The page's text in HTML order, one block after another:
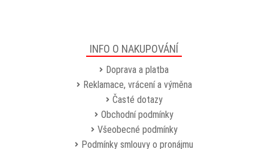
INFO O NAKUPOVÁNÍ
Doprava a platba
Reklamace, vrácení a výměna
Časté dotazy
Obchodní podmínky
Všeobecné podmínky
Podmínky smlouvy o pronájmu